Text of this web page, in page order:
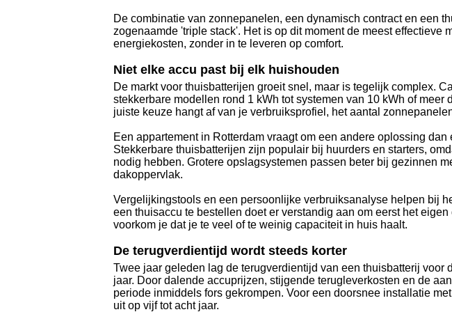
De combinatie van zonnepanelen, een dynamisch contract en een
zogenaamde 'triple stack'. Het is op dit moment de meest effectieve
energiekosten, zonder in te leveren op comfort.
Niet elke accu past bij elk huishouden
De markt voor thuisbatterijen groeit snel, maar is tegelijk complex.
stekkerbare modellen rond 1 kWh tot systemen van 10 kWh of
juiste keuze hangt af van je verbruiksprofiel, het aantal
Een appartement in Rotterdam vraagt om een andere oplossing
Stekkerbare thuisbatterijen zijn populair bij huurders en starters,
nodig hebben. Grotere opslagsystemen passen beter bij gezinnen
dakoppervlak.
Vergelijkingstools en een persoonlijke verbruiksanalyse helpen bij
een thuisaccu te bestellen doet er verstandig aan om eerst het
voorkom je dat je te veel of te weinig capaciteit in huis haalt.
De terugverdientijd wordt steeds korter
Twee jaar geleden lag de terugverdientijd van een thuisbatterij voor
jaar. Door dalende accuprijzen, stijgende terugleverkosten en de
periode inmiddels fors gekrompen. Voor een doorsnee installatie
uit op vijf tot acht jaar.